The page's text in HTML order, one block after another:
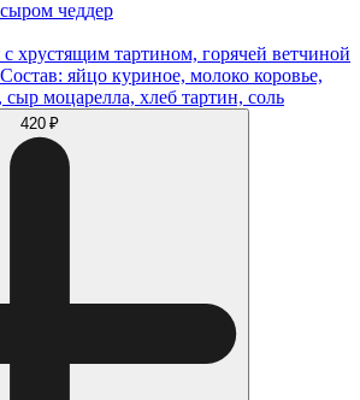
чеддер
хрустящим тартином, горячей ветчиной
яйцо куриное, молоко коровье,
моцарелла, хлеб тартин, соль
420 ₽